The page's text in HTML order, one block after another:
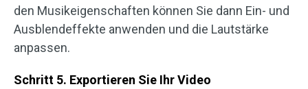
den Musikeigenschaften können Sie dann Ein- und
Ausblendeffekte anwenden und die Lautstärke
anpassen.
Schritt 5. Exportieren Sie Ihr Video